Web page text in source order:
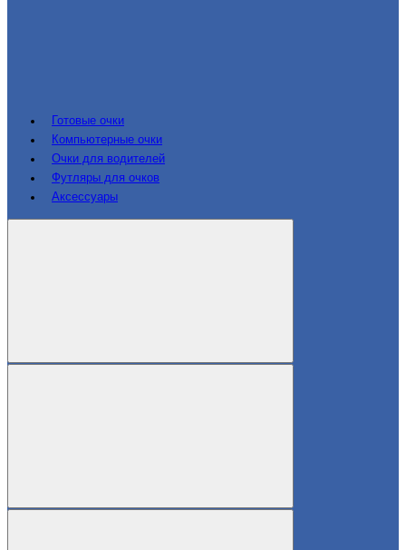
Готовые очки
Компьютерные очки
Очки для водителей
Футляры для очков
Аксессуары